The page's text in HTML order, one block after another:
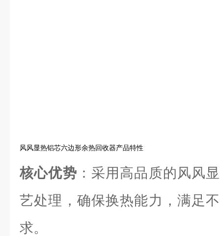
风风显热铝芯六边形余热回收器产品特性
核心优势 ：采用高品质的风风
艺处理，确保换热能力，满足
求。